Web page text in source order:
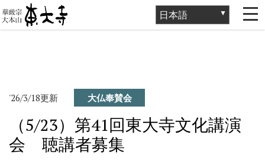
'26/3/18更新 大仏奉賛会
（5/23）第41回東大寺文化講演
会 聴講者募集